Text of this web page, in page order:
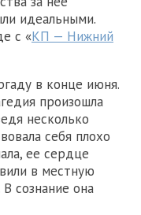
идеальными.
с «КП — Нижний
в конце июня.
произошла
несколько
себя плохо
ее сердце
в местную
сознание она